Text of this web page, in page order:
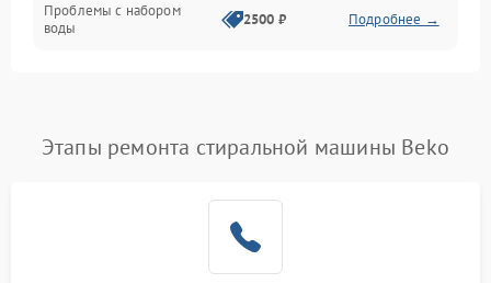
Проблемы с набором
воды
2500 ₽ Подробнее →
Замена платы управления Подробнее →
Этапы ремонта стиральной машины Beko